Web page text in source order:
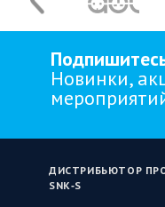
Новинки,
ДИСТРИБЬЮТОР
SNK‑S